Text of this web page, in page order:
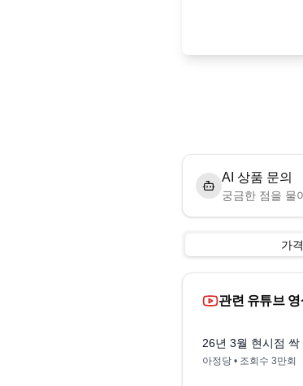
AI 상품 문의
궁금한 점을 물
가
관련 유튜브 영
26년 3월 현시점 싹
아정당 • 조회수 3만회